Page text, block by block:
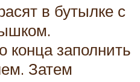
в бутылке с
конца заполнить
Затем